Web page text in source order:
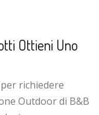
Ottieni Uno
richiedere
Outdoor di B&B